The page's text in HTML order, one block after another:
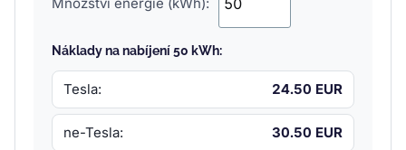
Náklady na nabíjení 50 kWh:
Tesla: 24.50 EUR
ne-Tesla: 30.50 EUR